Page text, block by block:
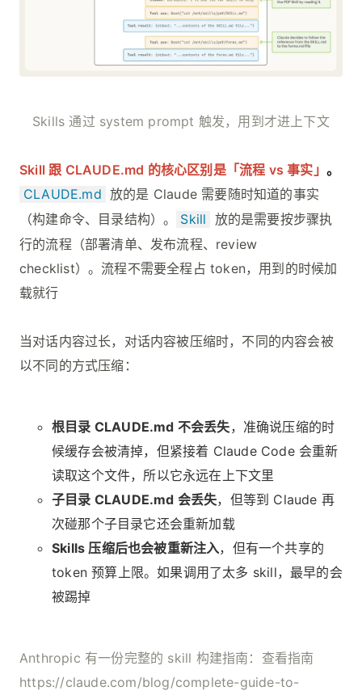
Skills 通过 system prompt 触发，用到才进上下文
Skill 跟 CLAUDE.md 的核心区别是「流程 vs 事实」 。
CLAUDE.md 放的是 Claude 需要随时知道的事实
（构建命令、目录结构）。
Skill 放的是需要按步骤执
行的流程（部署清单、发布流程、review
checklist）。流程不需要全程占 token，用到的时候加
载就行
当对话内容过长，对话内容被压缩时，不同的内容会被
以不同的方式压缩：
根目录 CLAUDE.md 不会丢失，准确说压缩的时
候缓存会被清掉，但紧接着 Claude Code 会重新
读取这个文件，所以它永远在上下文里
子目录 CLAUDE.md 会丢失，但等到 Claude 再
次碰那个子目录它还会重新加载
Skills 压缩后也会被重新注入，但有一个共享的
token 预算上限。如果调用了太多 skill，最早的会
被踢掉
Anthropic 有一份完整的 skill 构建指南：查看指南
https://claude.com/blog/complete-guide-to-